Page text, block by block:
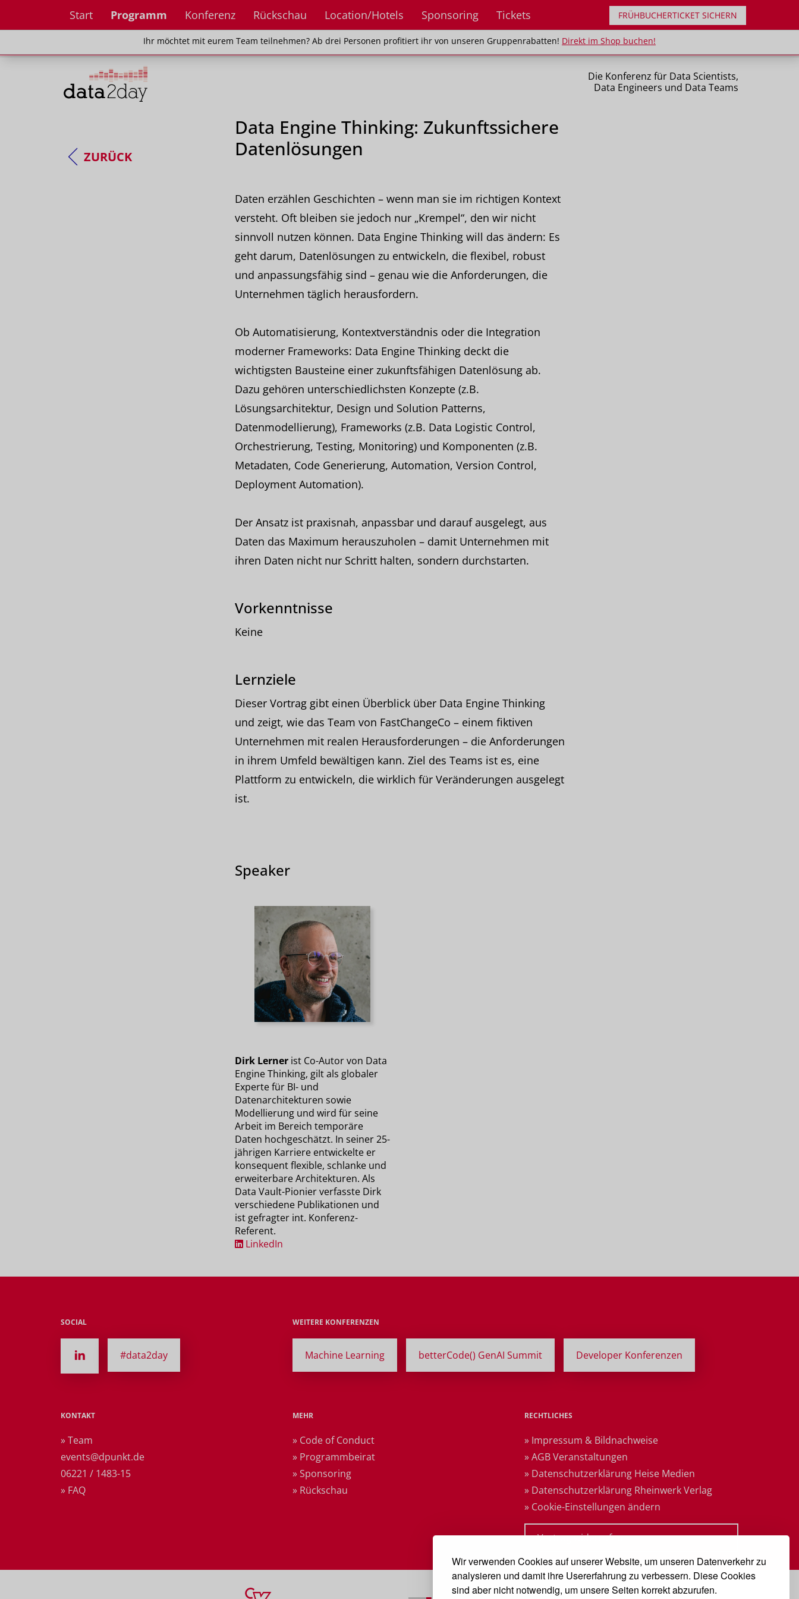
Wir verwenden Cookies auf unserer Website, um unseren Datenverkehr zu
analysieren und damit ihre Usererfahrung zu verbessern. Diese Cookies
sind aber nicht notwendig, um unsere Seiten korrekt abzurufen.
Start Programm Konferenz Rückschau Location/Hotels Sponsoring Tickets FRÜHBUCHERTICKET SICHERN
Ihr möchtet mit eurem Team teilnehmen? Ab drei Personen profitiert ihr von unseren Gruppenrabatten! Direkt im Shop buchen!
Ihr möchtet mit eurem Team teilnehmen? Ab drei Personen profitiert ihr von unseren Gruppenrabatten!Direkt im Shop buchen!
Die Konferenz für Data Scientists,
Data Engineers und Data Teams
ZURÜCK
Data Engine Thinking: Zukunftssichere
Datenlösungen
Daten erzählen Geschichten – wenn man sie im richtigen Kontext
versteht. Oft bleiben sie jedoch nur „Krempel“, den wir nicht
sinnvoll nutzen können. Data Engine Thinking will das ändern: Es
geht darum, Datenlösungen zu entwickeln, die flexibel, robust
und anpassungsfähig sind – genau wie die Anforderungen, die
Unternehmen täglich herausfordern.
Ob Automatisierung, Kontextverständnis oder die Integration
moderner Frameworks: Data Engine Thinking deckt die
wichtigsten Bausteine einer zukunftsfähigen Datenlösung ab.
Dazu gehören unterschiedlichsten Konzepte (z.B.
Lösungsarchitektur, Design und Solution Patterns,
Datenmodellierung), Frameworks (z.B. Data Logistic Control,
Orchestrierung, Testing, Monitoring) und Komponenten (z.B.
Metadaten, Code Generierung, Automation, Version Control,
Deployment Automation).
Der Ansatz ist praxisnah, anpassbar und darauf ausgelegt, aus
Daten das Maximum herauszuholen – damit Unternehmen mit
ihren Daten nicht nur Schritt halten, sondern durchstarten.
Vorkenntnisse
Keine
Lernziele
Dieser Vortrag gibt einen Überblick über Data Engine Thinking
und zeigt, wie das Team von FastChangeCo – einem fiktiven
Unternehmen mit realen Herausforderungen – die Anforderungen
in ihrem Umfeld bewältigen kann. Ziel des Teams ist es, eine
Plattform zu entwickeln, die wirklich für Veränderungen ausgelegt
ist.
Speaker
Dirk Lernerist Co-Autor von Data
Engine Thinking, gilt als globaler
Experte für BI- und
Datenarchitekturen sowie
Modellierung und wird für seine
Arbeit im Bereich temporäre
Daten hochgeschätzt. In seiner 25-
jährigen Karriere entwickelte er
konsequent flexible, schlanke und
erweiterbare Architekturen. Als
Data Vault-Pionier verfasste Dirk
verschiedene Publikationen und
ist gefragter int. Konferenz-
Referent.
LinkedIn
SOCIAL
#data2day
WEITERE KONFERENZEN
Machine Learning betterCode() GenAI Summit Developer Konferenzen
KONTAKT
» Team
events@dpunkt.de
06221 / 1483-15
» FAQ
MEHR
» Code of Conduct
» Programmbeirat
» Sponsoring
» Rückschau
RECHTLICHES
» Impressum & Bildnachweise
» AGB Veranstaltungen
» Datenschutzerklärung Heise Medien
» Datenschutzerklärung Rheinwerk Verlag
» Cookie-Einstellungen ändern
» Vertrag widerrufen